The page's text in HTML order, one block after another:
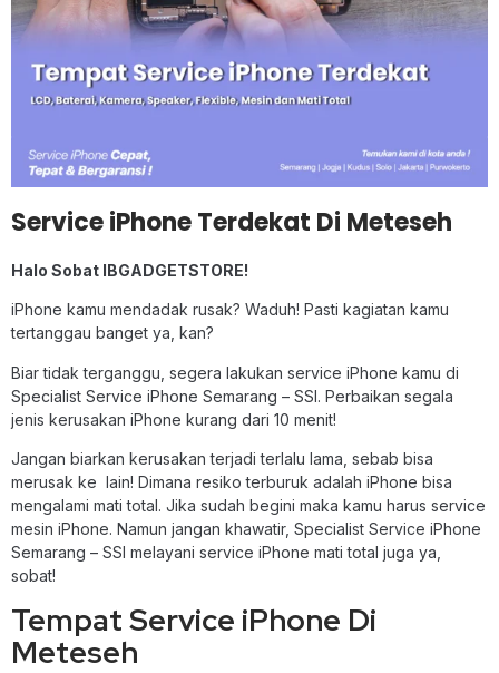
Service iPhone Terdekat Di Meteseh
Halo Sobat IBGADGETSTORE!
iPhone kamu mendadak rusak? Waduh! Pasti kagiatan kamu
tertanggau banget ya, kan?
Biar tidak terganggu, segera lakukan service iPhone kamu di
Specialist Service iPhone Semarang – SSI. Perbaikan segala
jenis kerusakan iPhone kurang dari 10 menit!
Jangan biarkan kerusakan terjadi terlalu lama, sebab bisa
merusak ke lain! Dimana resiko terburuk adalah iPhone bisa
mengalami mati total. Jika sudah begini maka kamu harus service
mesin iPhone. Namun jangan khawatir, Specialist Service iPhone
Semarang – SSI melayani service iPhone mati total juga ya,
sobat!
Tempat Service iPhone Di
Meteseh